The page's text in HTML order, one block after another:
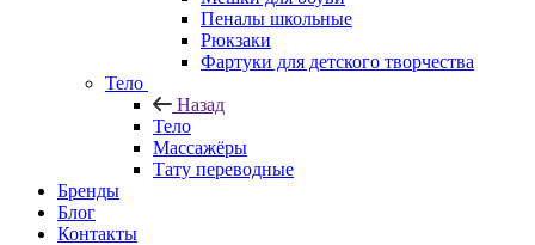
Пеналы школьные
Рюкзаки
Фартуки для детского творчества
Тело
Назад
Тело
Массажёры
Тату переводные
Бренды
Блог
Контакты